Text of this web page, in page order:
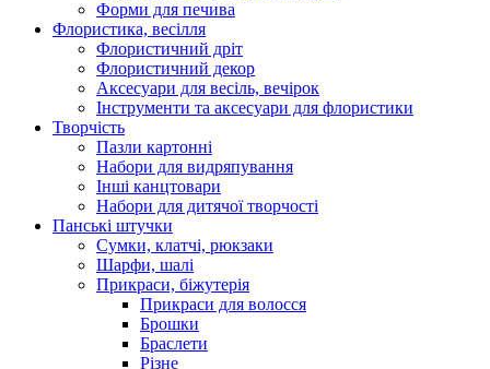
Форми для печива
Флористика, весілля
Флористичний дріт
Флористичний декор
Аксесуари для весіль, вечірок
Інструменти та аксесуари для флористики
Творчість
Пазли картонні
Набори для видряпування
Інші канцтовари
Набори для дитячої творчості
Панські штучки
Сумки, клатчі, рюкзаки
Шарфи, шалі
Прикраси, біжутерія
Прикраси для волосся
Брошки
Браслети
Різне